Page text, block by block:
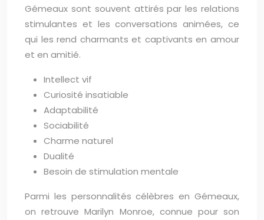
Gémeaux sont souvent attirés par les relations
stimulantes et les conversations animées, ce
qui les rend charmants et captivants en amour
et en amitié.
Intellect vif
Curiosité insatiable
Adaptabilité
Sociabilité
Charme naturel
Dualité
Besoin de stimulation mentale
Parmi les personnalités célèbres en Gémeaux,
on retrouve Marilyn Monroe, connue pour son